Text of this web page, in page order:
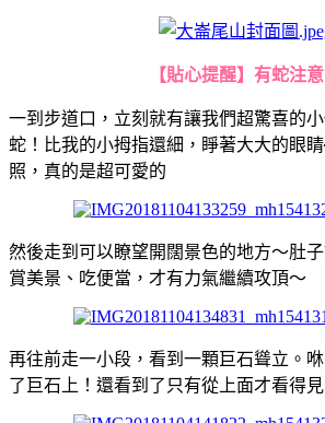
【貼心提醒】有蛇注意
一到步道口，立刻就有讓我們超驚喜的
蛇！比我的小拇指還細，睜著大大的眼
照，真的是超可愛的
然後走到可以瞭望開闊景色的地方～肚
賞美景、吃便當，才有力氣繼續攻頂～
再往前走一小段，看到一顆巨石聳立。
了巨石上！還看到了只有從上面才看得